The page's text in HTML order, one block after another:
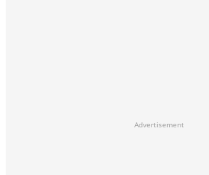
Advertisement